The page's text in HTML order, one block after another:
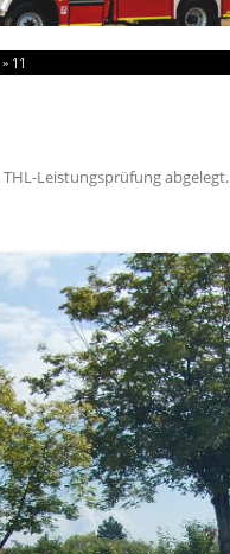
» 11
THL-Leistungsprüfung abgelegt.